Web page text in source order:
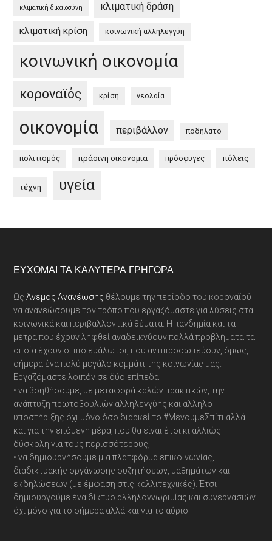
κλιματική δικαιοσύνη κλιματική δράση
κλιματική κρίση κοινωνική αλληλεγγύη
κοινωνική οικονομία
κοροναϊός κρίση νεολαία
οικονομία περιβάλλον ποδήλατο
πολιτισμός πράσινη οικονομία πρόσφυγες πόλεις
τέχνη υγεία
Footer
ΕΎΧΟΜΑΙ ΤΑ ΚΑΛΎΤΕΡΑ ΓΡΉΓΟΡΑ
ΩςΆνεμος Ανανέωσης θέλουμε την περίοδο του κοροναϊού
να ανανεώσουμε τον τρόπο που εργαζόμαστε για λύσεις στα
κοινωνικά και περιβαλλοντικά θέματα. Η πανδημία και τα
μέτρα που έχουν ληφθεί αναδεικνύουν πολλά προβλήματα τα
οποία έχουν οι πιο ευάλωτοι, που αντιπροσωπεύουν, όμως,
σήμερα ένα πολύ μεγάλο κομμάτι της κοινωνίας μας.
Εργαζόμαστε λοιπόν σε δύο επίπεδα:
• να βοηθήσουμε, με μεταφορά καλών πρακτικών, την
ανάπτυξη πρωτοβουλιών αλληλεγγύης και αλληλο-
υποστήριξης όχι μόνο όσο διαρκεί το #ΜενουμεΣπίτι αλλά
και για την επόμενη μέρα, που θα είναι έτσι κι αλλιώς
δύσκολη για τους περισσότερους,
• να δημιουργήσουμε μια πλατφόρμα επικοινωνίας,
διαδικτυακής οργάνωσης συζητήσεων, μαθημάτων και
εκδηλώσεων (με έμφαση στις καλλιτεχνικές). Έτσι
δημιουργούμε ένα δίκτυο αλληλογνωριμίας και συνεργασιών
όχι μόνο για το σήμερα αλλά και για το αύριο